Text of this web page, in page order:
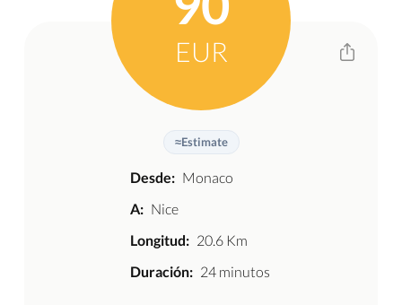
EUR
≈Estimate
Desde: Monaco
A: Nice
Longitud: 20.6 Km
Duración: 24 minutos